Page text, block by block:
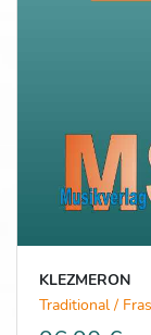
KLEZMERON
Traditional /